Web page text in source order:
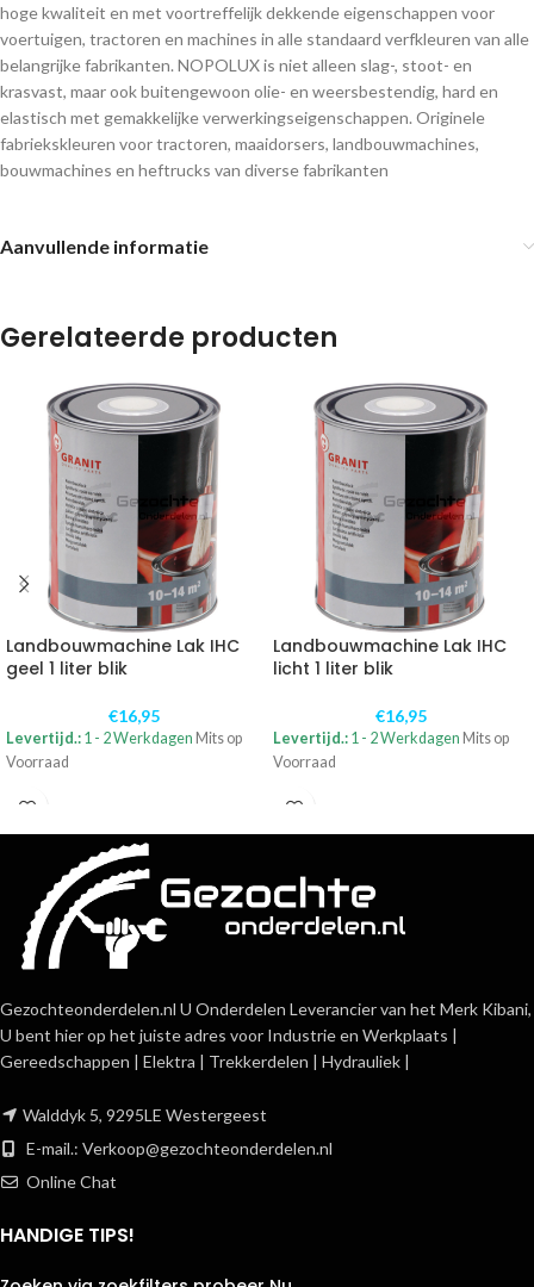
hoge kwaliteit en met voortreffelijk dekkende eigenschappen voor
voertuigen, tractoren en machines in alle standaard verfkleuren van alle
belangrijke fabrikanten. NOPOLUX is niet alleen slag-, stoot- en
krasvast, maar ook buitengewoon olie- en weersbestendig, hard en
elastisch met gemakkelijke verwerkingseigenschappen. Originele
fabriekskleuren voor tractoren, maaidorsers, landbouwmachines,
bouwmachines en heftrucks van diverse fabrikanten
Aanvullende informatie
Gerelateerde producten
Landbouwmachine Lak IHC
geel 1 liter blik
€16,95
Levertijd.: 1 - 2 Werkdagen Mits op
Voorraad
Landbouwmachine Lak IHC
licht 1 liter blik
€16,95
Levertijd.: 1 - 2 Werkdagen Mits op
Voorraad
Gezochteonderdelen.nl U Onderdelen Leverancier van het Merk Kibani,
U bent hier op het juiste adres voor Industrie en Werkplaats |
Gereedschappen | Elektra | Trekkerdelen | Hydrauliek |
Walddyk 5, 9295LE Westergeest
E-mail.: Verkoop@gezochteonderdelen.nl
Online Chat
HANDIGE TIPS!